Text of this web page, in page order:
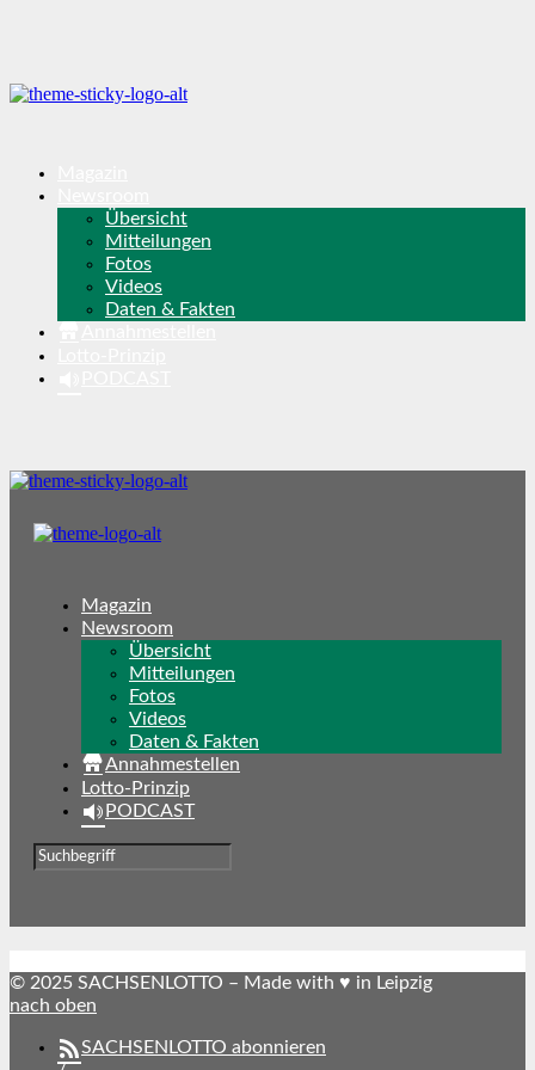
Übersicht
Mitteilungen
Fotos
Videos
Daten & Fakten
Magazin
Newsroom
Übersicht
Mitteilungen
Fotos
Videos
Daten & Fakten
Annahmestellen
Lotto-Prinzip
PODCAST
© 2025 SACHSENLOTTO – Made with ♥ in Leipzig
nach oben
SACHSENLOTTO abonnieren